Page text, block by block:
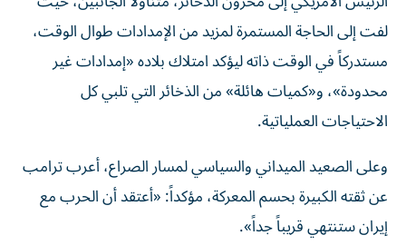
لفت إلى الحاجة المستمرة لمزيد من الإمدادات طوال الوقت،
مستدركاً في الوقت ذاته ليؤكد امتلاك بلاده «إمدادات غير
محدودة»، و«كميات هائلة» من الذخائر التي تلبي كل
الاحتياجات العملياتية.
وعلى الصعيد الميداني والسياسي لمسار الصراع، أعرب ترامب
عن ثقته الكبيرة بحسم المعركة، مؤكداً: «أعتقد أن الحرب مع
إيران ستنتهي قريباً جداً».